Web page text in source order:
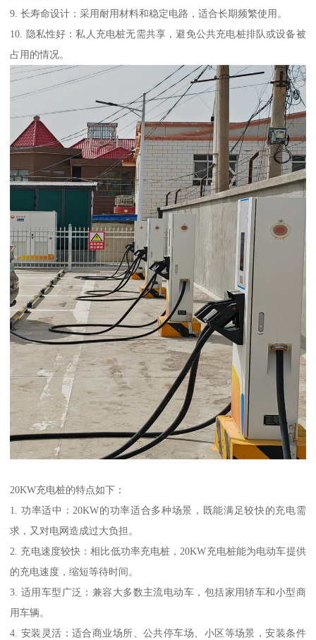
9. 长寿命设计：采用耐用材料和稳定电路，适合长期频繁使用。
10. 隐私性好：私人充电桩无需共享，避免公共充电桩排队或设备被
占用的情况。
20KW充电桩的特点如下：
1. 功率适中：20KW的功率适合多种场景，既能满足较快的充电需
求，又对电网造成过大负担。
2. 充电速度较快：相比低功率充电桩，20KW充电桩能为电动车提供
的充电速度，缩短等待时间。
3. 适用车型广泛：兼容大多数主流电动车，包括家用轿车和小型商
用车辆。
4. 安装灵活：适合商业场所、公共停车场、小区等场景，安装条件